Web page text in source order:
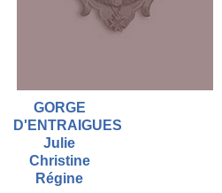
GORGE
D'ENTRAIGUES
Julie
Christine
Régine